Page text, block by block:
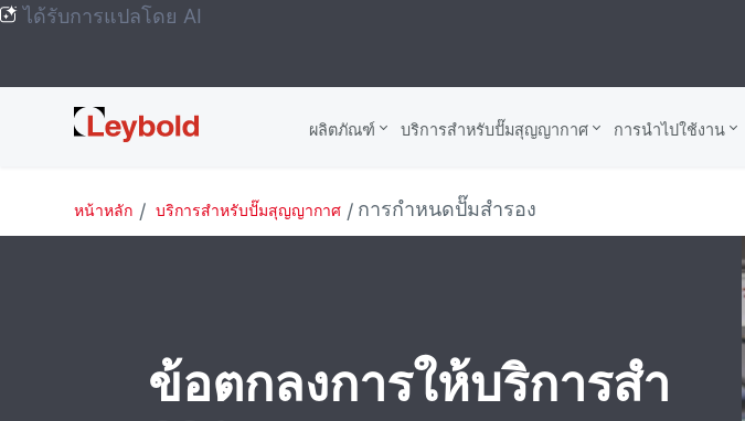
ได้รับการแปลโดย AI
Leybold
Global
ผลิตภัณฑ์ บริการสําหรับปั๊มสุญญากาศ การนำไปใช้งาน
หน้าหลัก บริการสําหรับปั๊มสุญญากาศ การกําหนดปั๊มสํารอง
ข้อตกลงการให้บริการสํา